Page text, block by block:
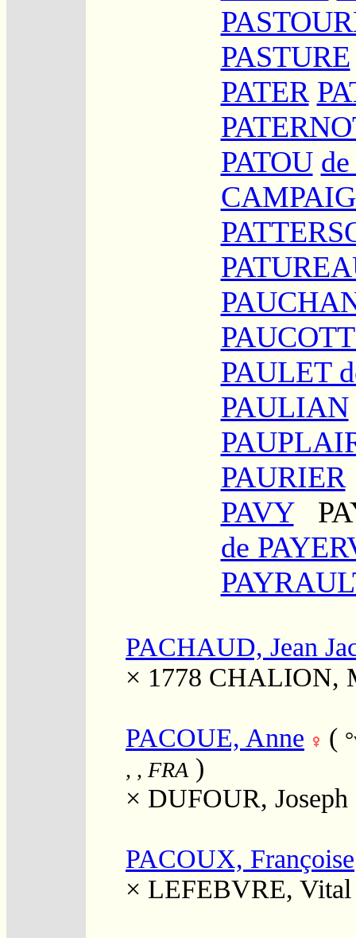
PASTURE
PATER
PATOU
PAULET
PAULIAN
PAURIER
PAVY
de
PACHAUD, Jean
× 1778 CHALION,
PACOUE, Anne (
, , FRA )
× DUFOUR, Joseph
PACOUX, Françoise
× LEFEBVRE, Vital